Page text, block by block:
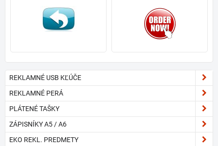
REKLAMNÉ USB KĽÚČE
REKLAMNÉ PERÁ
PLÁTENÉ TAŠKY
ZÁPISNÍKY A5 / A6
EKO REKL. PREDMETY